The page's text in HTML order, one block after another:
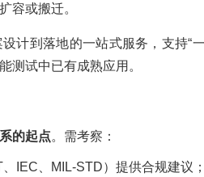
容或搬迁。
计到落地的一站式服务，支持“
测试中已有成熟应用。
的起点。需考察：
IEC、MIL-STD）提供合规建议；